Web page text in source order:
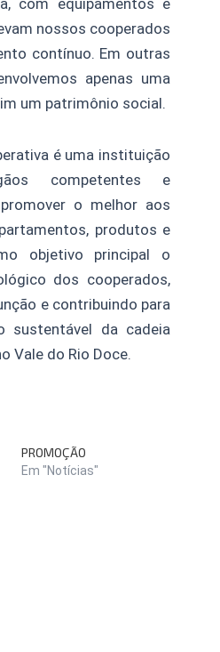
com equipamentos e
nossos cooperados
contínuo. Em outras
apenas uma
um patrimônio social.
é uma instituição
competentes e
o melhor aos
produtos e
objetivo principal o
dos cooperados,
e contribuindo para
sustentável da cadeia
Vale do Rio Doce.
PROMOÇÃO
Em "Notícias"